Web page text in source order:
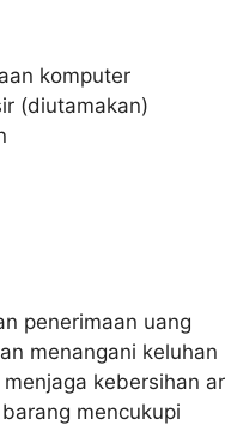
komputer
(diutamakan)
penerimaan uang
menangani keluhan
kebersihan
mencukupi